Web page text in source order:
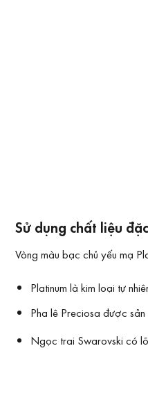
Sử dụng chất liệu
Vòng màu bạc chủ yếu mạ
Platinum là kim loại tự
Pha lê Preciosa được
Ngọc trai Swarovski có